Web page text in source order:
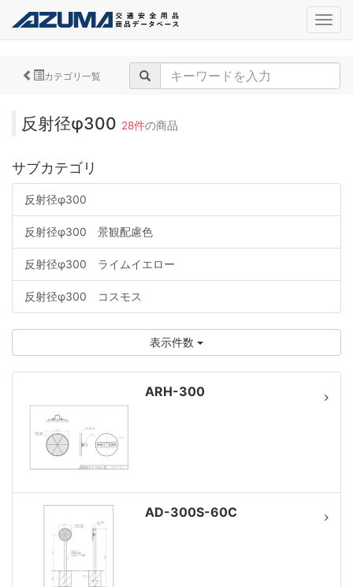
カテゴリ一覧
反射径φ300 28件の商品
サブカテゴリ
反射径φ300
反射径φ300 景観配慮色
反射径φ300 ライムイエロー
反射径φ300 コスモス
表示件数
ARH-300
AD-300S-60C